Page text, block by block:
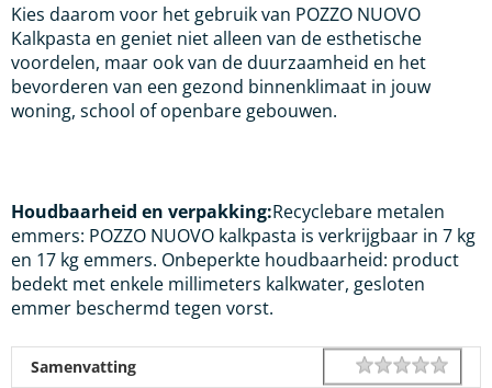
Kies daarom voor het gebruik van POZZO NUOVO
Kalkpasta en geniet niet alleen van de esthetische
voordelen, maar ook van de duurzaamheid en het
bevorderen van een gezond binnenklimaat in jouw
woning, school of openbare gebouwen.
Houdbaarheid en verpakking:Recyclebare metalen
emmers: POZZO NUOVO kalkpasta is verkrijgbaar in 7 kg
en 17 kg emmers. Onbeperkte houdbaarheid: product
bedekt met enkele millimeters kalkwater, gesloten
emmer beschermd tegen vorst.
Samenvatting Rating 1 star
2
3
4
5